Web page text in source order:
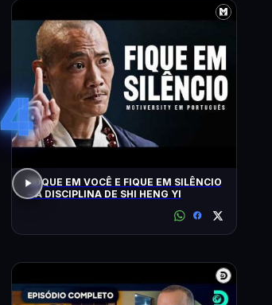
FOQUE EM VOCÊ E FIQUE EM SILÊNCIO
– A DISCIPLINA DE SHI HENG YI